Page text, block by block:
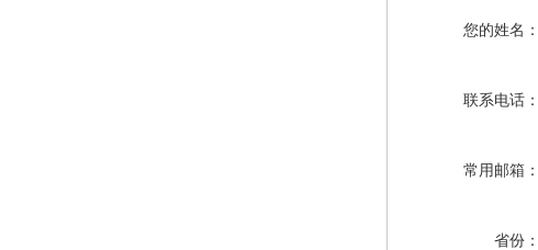
您的姓名：
联系电话：
常用邮箱：
省份：